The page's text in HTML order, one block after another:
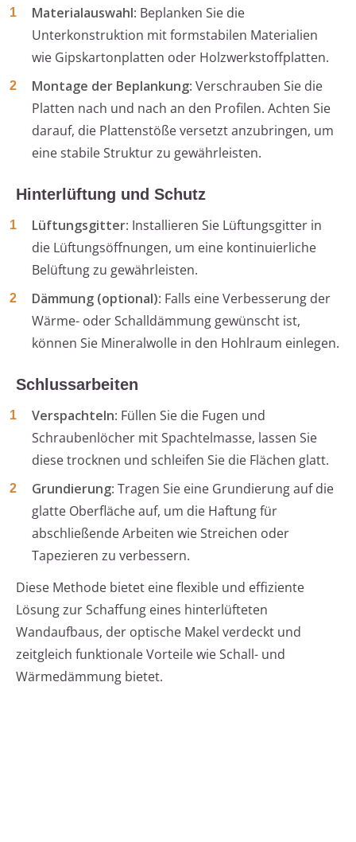
Materialauswahl: Beplanken Sie die
Unterkonstruktion mit formstabilen Materialien
wie Gipskartonplatten oder Holzwerkstoffplatten.
Montage der Beplankung: Verschrauben Sie die
Platten nach und nach an den Profilen. Achten Sie
darauf, die Plattenstöße versetzt anzubringen, um
eine stabile Struktur zu gewährleisten.
Hinterlüftung und Schutz
Lüftungsgitter: Installieren Sie Lüftungsgitter in
die Lüftungsöffnungen, um eine kontinuierliche
Belüftung zu gewährleisten.
Dämmung (optional): Falls eine Verbesserung der
Wärme- oder Schalldämmung gewünscht ist,
können Sie Mineralwolle in den Hohlraum einlegen.
Schlussarbeiten
Verspachteln: Füllen Sie die Fugen und
Schraubenlöcher mit Spachtelmasse, lassen Sie
diese trocknen und schleifen Sie die Flächen glatt.
Grundierung: Tragen Sie eine Grundierung auf die
glatte Oberfläche auf, um die Haftung für
abschließende Arbeiten wie Streichen oder
Tapezieren zu verbessern.
Diese Methode bietet eine flexible und effiziente
Lösung zur Schaffung eines hinterlüfteten
Wandaufbaus, der optische Makel verdeckt und
zeitgleich funktionale Vorteile wie Schall- und
Wärmedämmung bietet.